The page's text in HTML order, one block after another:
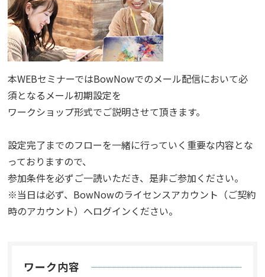
本WEBセミナーではBowNowでのメール配信において必
須となるメール初期設定を
ワークショップ形式でご説明させて頂きます。
設定完了までのフローを一緒に行っていく重要な内容とな
っておりますので、
参加条件を必ずご一読いただき、是非ご参加ください。
※当日は必ず、BowNowのライセンスアカウント（ご契約
時のアカウント）へログインください。
ワーク内容